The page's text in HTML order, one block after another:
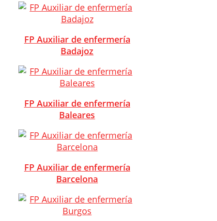
FP Auxiliar de enfermería
Badajoz
FP Auxiliar de enfermería
Baleares
FP Auxiliar de enfermería
Barcelona